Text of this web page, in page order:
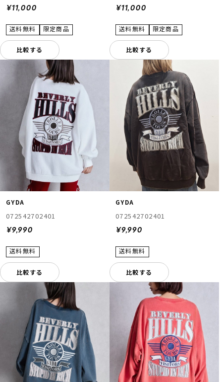
¥11,000
比較する
¥11,000
比較する
GYDA
072542702401
¥9,990
比較する
GYDA
072542702401
¥9,990
比較する